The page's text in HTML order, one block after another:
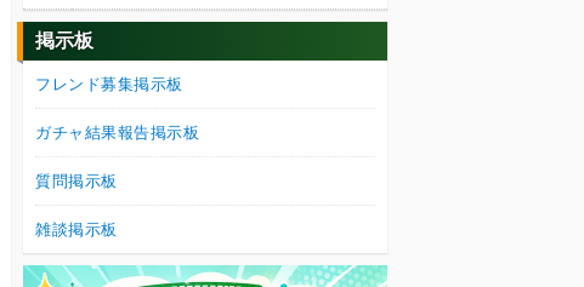
掲示板
フレンド募集掲示板
ガチャ結果報告掲示板
質問掲示板
雑談掲示板